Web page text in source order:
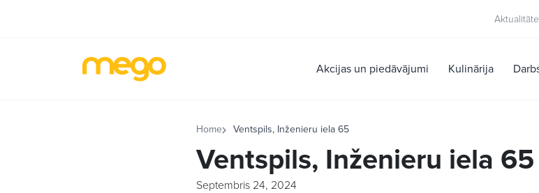
Akcijas un piedāvājumi Kulinārija
Home Ventspils, Inženieru iela 65
Ventspils, Inženieru iela 65
Septembris 24, 2024